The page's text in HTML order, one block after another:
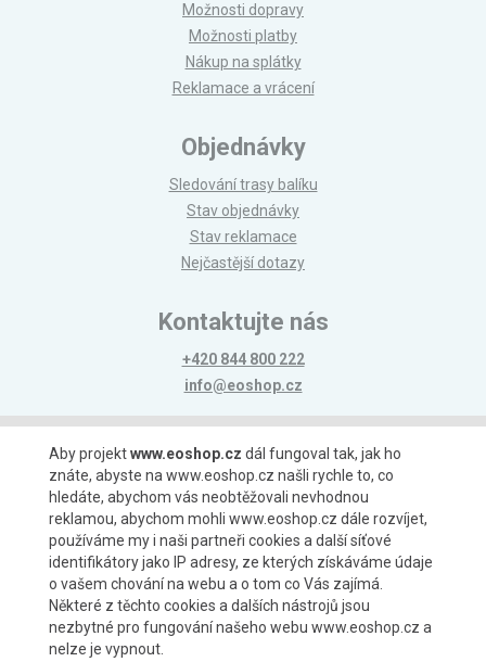
Možnosti dopravy
Možnosti platby
Nákup na splátky
Reklamace a vrácení
Objednávky
Sledování trasy balíku
Stav objednávky
Stav reklamace
Nejčastější dotazy
Kontaktujte nás
+420 844 800 222
info@eoshop.cz
Možnosti platby
Možnosti dopravy
Aby projektwww.eoshop.cz dál fungoval tak, jak ho
znáte, abyste na www.eoshop.cz našli rychle to, co
hledáte, abychom vás neobtěžovali nevhodnou
reklamou, abychom mohli www.eoshop.cz dále rozvíjet,
používáme my i naši partneři cookies a další síťové
identifikátory jako IP adresy, ze kterých získáváme údaje
o vašem chování na webu a o tom co Vás zajímá.
Některé z těchto cookies a dalších nástrojů jsou
nezbytné pro fungování našeho webu www.eoshop.cz a
nelze je vypnout.